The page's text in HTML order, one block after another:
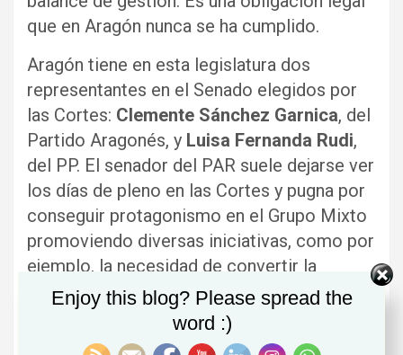
que en Aragón nunca se ha cumplido.
Aragón tiene en esta legislatura dos
representantes en el Senado elegidos por
las Cortes: Clemente Sánchez Garnica, del
Partido Aragonés, y Luisa Fernanda Rudi,
del PP. El senador del PAR suele dejarse ver
los días de pleno en las Cortes y pugna por
conseguir protagonismo en el Grupo Mixto
promoviendo diversas iniciativas, como por
ejemplo, la necesidad de convertir la
Cámara Alta en la casa de las autonomías. A
Sánchez Garnica no le resulta nada cómodo
ser oposición en Madrid al Gobierno de
Enjoy this blog? Please spread the
word :)